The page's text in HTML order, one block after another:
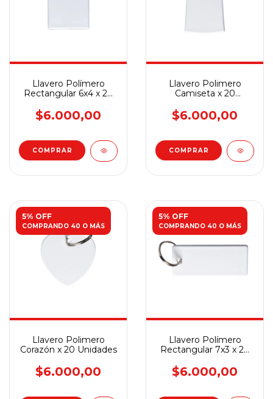
Llavero Polímero
Rectangular 6x4 x 20
$6.000,00
Llavero Polimero
Camiseta x 20
$6.000,00
5% OFF
COMPRANDO 40 O MÁS
Llavero Polimero
Corazón x 20 Unidades
$6.000,00
5% OFF
COMPRANDO 40 O MÁS
Llavero Polímero
Rectangular 7x3 x 20
$6.000,00